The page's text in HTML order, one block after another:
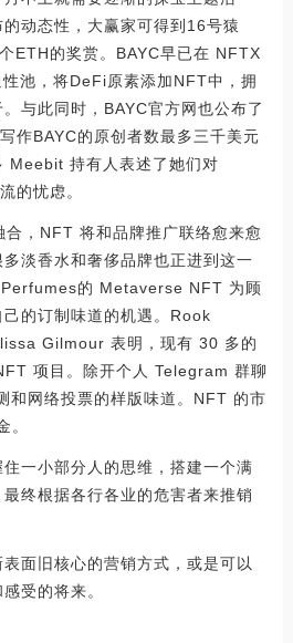
动态性，大赢家可得到16号猿
ETH的奖赏。BAYC早已在 NFTX
池，将DeFi原素添加NFT中，拥
与此同时，BAYC官方网也公布了
作BAYC的原创者数最多三千美元
Meebit 持有人表述了她们对
的忧虑。
，NFT 将和品牌推广联络愈来愈
淡香水和奢侈品牌也正进到这一
的 Metaverse NFT 为顾
的订制味道的机遇。Rook
Gilmour 表明，现有 30 多的
项目。除开个人 Telegram 群聊
和网络投票的样版味道。NFT 的市
。
一小部分人的思维，搭建一个满
终根据各行各业的危害者来推销
面旧核心的营销方式，或是可以
受的将来。